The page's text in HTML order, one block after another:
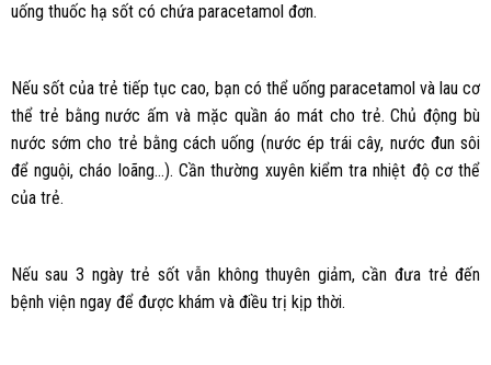
uống thuốc hạ sốt có chứa paracetamol đơn.
Nếu sốt của trẻ tiếp tục cao, bạn có thể uống paracetamol và lau cơ
thể trẻ bằng nước ấm và mặc quần áo mát cho trẻ. Chủ động bù
nước sớm cho trẻ bằng cách uống (nước ép trái cây, nước đun sôi
để nguội, cháo loãng…). Cần thường xuyên kiểm tra nhiệt độ cơ thể
của trẻ.
Nếu sau 3 ngày trẻ sốt vẫn không thuyên giảm, cần đưa trẻ đến
bệnh viện ngay để được khám và điều trị kịp thời.